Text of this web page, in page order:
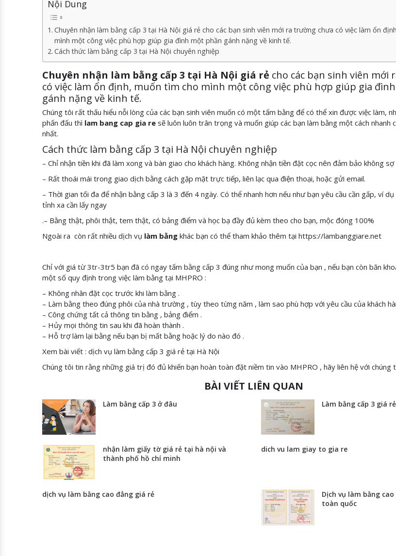
Nội Dung
Chuyên nhận làm bằng cấp 3 tại Hà Nội giá rẻ cho các bạn sinh viên mới ra trường chưa có việc làm ổn
mình một công việc phù hợp giúp gia đình một phần gánh nặng về kinh tế.
Cách thức làm bằng cấp 3 tại Hà Nội chuyên nghiệp
Chuyên nhận làm bằng cấp 3 tại Hà Nội giá rẻ cho các bạn sinh viên mới
có việc làm ổn định, muốn tìm cho mình một công việc phù hợp giúp gia
gánh nặng về kinh tế.
Chúng tôi rất thấu hiểu nỗi lòng của các bạn sinh viên muốn có một tấm bằng để có thể xin được việc làm,
phấn đấu thì lam bang cap gia re sẽ luôn luôn trân trọng và muốn giúp các bạn làm bằng một cách nhanh
nhất.
Cách thức làm bằng cấp 3 tại Hà Nội chuyên nghiệp
– Chỉ nhận tiền khi đã làm xong và bàn giao cho khách hàng. Không nhận tiền đặt cọc nên đảm bảo không
– Rất thoái mái trong giao dịch bằng cách gặp mặt trực tiếp, liên lạc qua điện thoại, hoặc gửi email.
– Thời gian tối đa để nhận bằng cấp 3 là 3 đến 4 ngày. Có thể nhanh hơn nếu như bạn yêu cầu cần gấp, ví
tỉnh xa cần lấy ngay
.– Bằng thật, phôi thật, tem thật, có bảng điểm và học bạ đầy đủ kèm theo cho bạn, mộc đóng 100%
Ngoài ra còn rất nhiều dịch vụ làm bằng khác bạn có thể tham khảo thêm tại https://lambanggiare.net
Chỉ với giá từ 3tr-3tr5 bạn đã có ngay tấm bằng cấp 3 đúng như mong muốn của bạn , nếu bạn còn băn
một số quy định trong việc làm bằng tại MHPRO :
– Không nhân đặt cọc trước khi làm bằng .
– Làm bằng theo đúng phôi của nhà trường , tùy theo từng năm , làm sao phù hợp với yêu cầu của khách
– Công chứng tất cả thông tin bằng , bảng điểm .
– Hủy mọi thông tin sau khi đã hoàn thành .
– Hỗ trợ làm lại bằng nếu bạn bị mất bằng hoặc lý do nào đó .
Xem bài viết : dịch vụ làm bằng cấp 3 giá rẻ tại Hà Nội
Chúng tôi tin rằng những giá trị đó đủ khiến bạn hoàn toàn đặt niềm tin vào MHPRO , hãy liên hệ với
BÀI VIẾT LIÊN QUAN
Làm bằng cấp 3 ở đâu Làm bằng cấp 3 giá rẻ
nhận làm giấy tờ giá rẻ tại hà nội và
thành phố hồ chí minh
dich vu lam giay to gia re
dịch vụ làm bằng cao đẳng giá rẻ
Dịch vụ làm bằng
toàn quốc